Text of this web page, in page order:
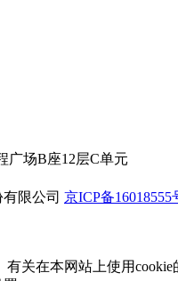
广场B座12层C单元
限公司 京ICP备16018555
关在本网站上使用